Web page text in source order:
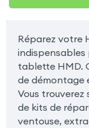
Réparez votre
tablette HMD.
de démontage
Vous
de kits de
ventouse,